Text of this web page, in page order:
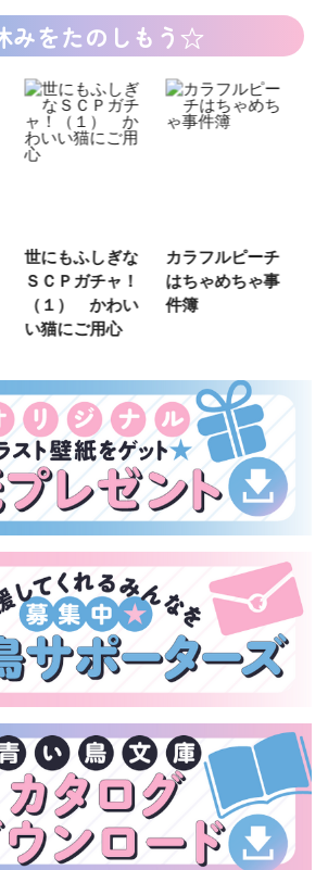
みをたのしもう☆
世にもふしぎな
ＳＣＰガチャ！
（１） かわい
い猫にご用心
カラフルピーチ
はちゃめちゃ事
件簿